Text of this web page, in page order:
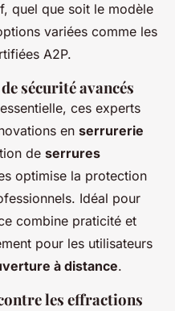
quel que soit le modèle
variées comme les
A2P.
sécurité avancés
ces experts
en serrurerie
de serrures
optimise la protection
Idéal pour
combine praticité et
pour les utilisateurs
à distance.
les effractions